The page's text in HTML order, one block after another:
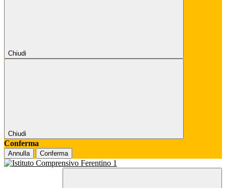
Chiudi
Chiudi
Conferma
Annulla Conferma